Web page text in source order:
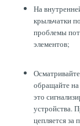
На
крыльчатки
проблемы
элементов;
обращайте
это
устройства.
цепляется за